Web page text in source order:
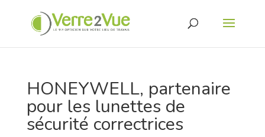
HONEYWELL, partenaire
pour les lunettes de
sécurité correctrices